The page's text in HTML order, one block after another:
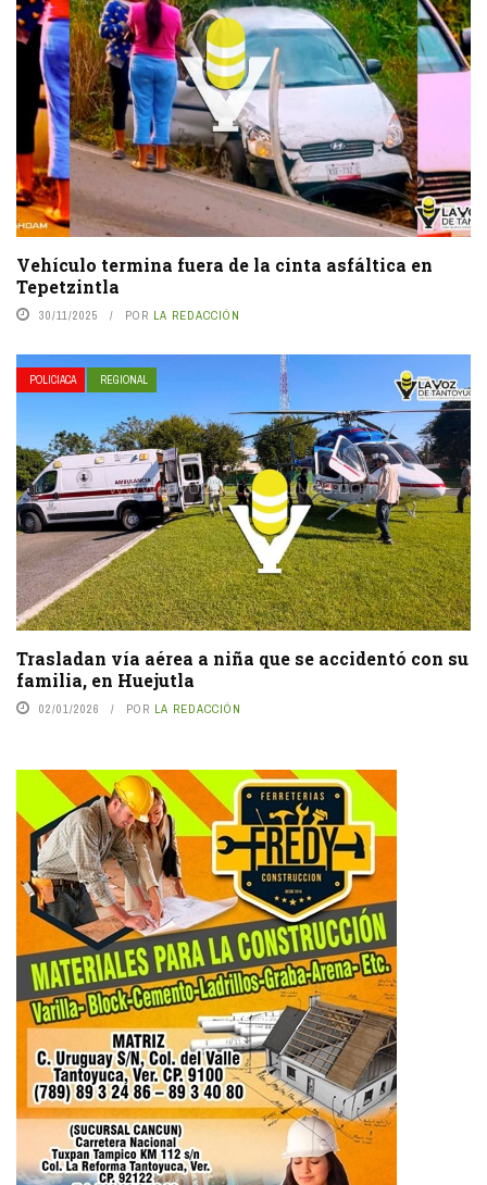
Vehículo termina fuera de la cinta asfáltica en
Tepetzintla
30/11/2025 POR LA REDACCIÓN
POLICIACA REGIONAL
Trasladan vía aérea a niña que se accidentó con su
familia, en Huejutla
02/01/2026 POR LA REDACCIÓN